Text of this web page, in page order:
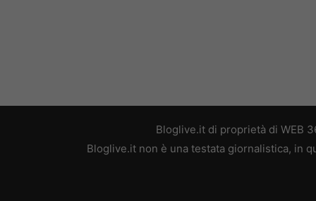
Bloglive.it di proprietà di WEB
Bloglive.it non è una testata giornalistica, in